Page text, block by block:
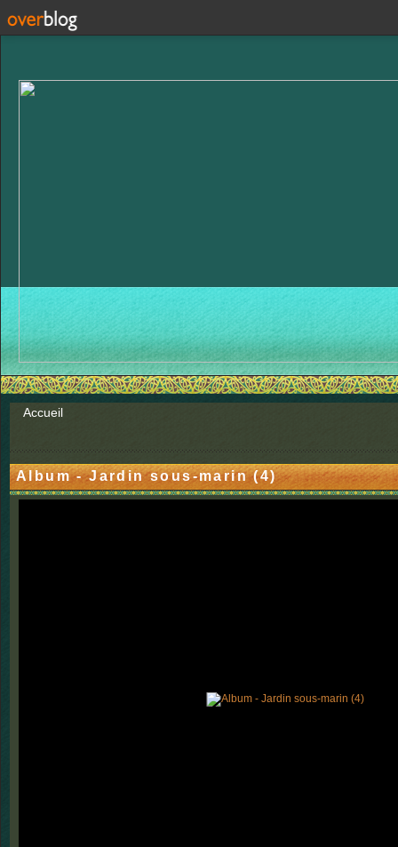
Accueil
Album - Jardin sous-marin (4)